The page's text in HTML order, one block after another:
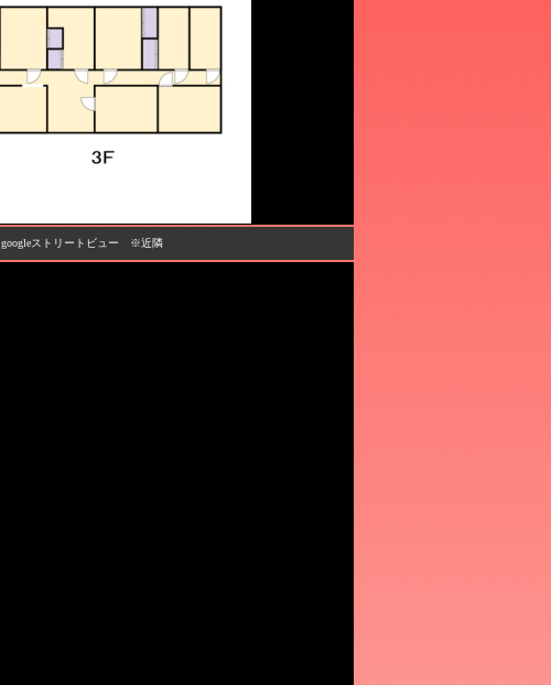
googleストリートビュー ※近隣